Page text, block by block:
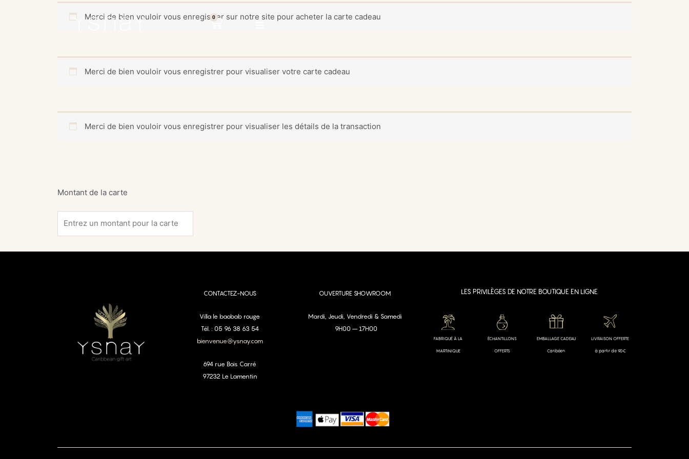
0
Panier
Merci de bien vouloir vous enregistrer sur notre site pour acheter la carte cadeau
Merci de bien vouloir vous enregistrer pour visualiser votre carte cadeau
Merci de bien vouloir vous enregistrer pour visualiser les détails de la transaction
Montant de la carte
CONTACTEZ-NOUS
Villa le baobab rouge
Tél. : 05 96 38 63 54
bienvenue@ysnay.com
694 rue Bois Carré
97232 Le Lamentin
OUVERTURE SHOWROOM
Mardi, Jeudi, Vendredi & Samedi
9H00 – 17H00
LES PRIVILÈGES DE NOTRE BOUTIQUE EN LIGNE
FABRIQUÉ À LA
MARTINIQUE
ÉCHANTILLONS
OFFERTS
EMBALLAGE CADEAU
Caribéen
LIVRAISON OFFERTE
à partir de 90€